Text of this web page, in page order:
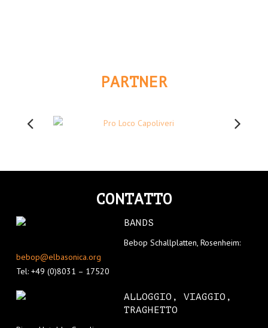
PARTNER
CONTATTO
BANDS
Bebop Schallplatten, Rosenheim:
bebop@elbasonica.org
Tel: +49 (0)8031 – 17520
ALLOGGIO, VIAGGIO,
TRAGHETTO